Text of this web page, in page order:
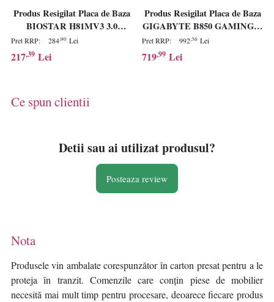
Produs Resigilat Placa de Baza
BIOSTAR H81MV3 3.0
LGA1150, 2x DDR3, 1x PCIE
2.0 x1 1x PCIE 2.0 x16, 1x
VGA 1x HDMI, 2x SATA II
Pret RRP: 284,90 Lei
217,39 Lei
Produs Resigilat Placa de Baza
GIGABYTE B850 GAMING X
WIFI6E AM5
Pret RRP: 992,36 Lei
719,99 Lei
Ce spun clientii
Detii sau ai utilizat produsul?
Posteaza review
Nota
Produsele vin ambalate corespunzător în carton presat pentru a le
proteja în tranzit. Comenzile care conțin piese de mobilier
necesită mai mult timp pentru procesare, deoarece fiecare produs